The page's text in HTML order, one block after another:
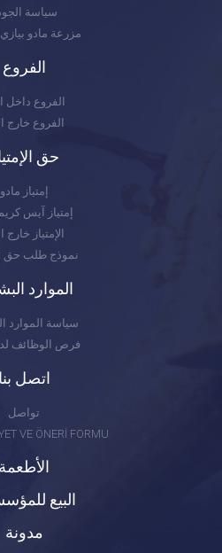
سياسة
مزرعة مادو بيازي
الفروع
الفروع داخل
الفروع خارج
حق
إمتياز مادو
إمتياز آيس
الإمتياز خارج
نموذج طلب حق
الموارد
سياسة الموارد
فرص الوظائف
اتصل بنا
تواصل
VE ÖNERİ FORMU
الأطعمة
البيع
مدونة